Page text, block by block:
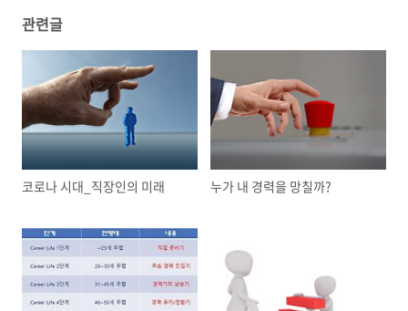
관련글
코로나 시대_직장인의 미래 누가 내 경력을 망칠까?